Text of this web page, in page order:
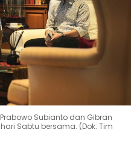
Subianto dan Gibran
Sabtu bersama. (Dok. Tim